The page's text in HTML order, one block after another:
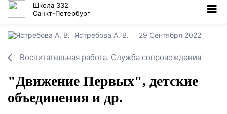
Школа 332
Санкт-Петербург
Ястребова А. В. 29 Сентября 2022
Воспитательная работа. Служба сопровождения
"Движение Первых", детские
объединения и др.